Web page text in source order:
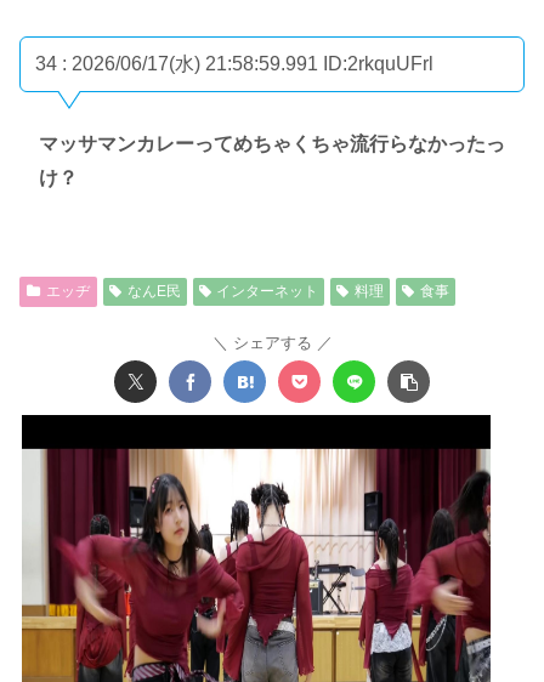
34 : 2026/06/17(水) 21:58:59.991 ID:2rkquUFrl
マッサマンカレーってめちゃくちゃ流行らなかったっ
け？
エッヂ なんE民 インターネット 料理 食事
シェアする